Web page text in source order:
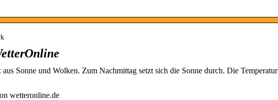
Sonne und Wolken. Zum Nachmittag setzt sich die Sonne durch. Die Temperatur
wetteronline.de